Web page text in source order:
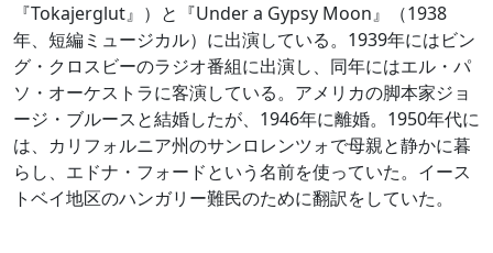
『Tokajerglut』）と『Under a Gypsy Moon』（1938
年、短編ミュージカル）に出演している。1939年にはビン
グ・クロスビーのラジオ番組に出演し、同年にはエル・パ
ソ・オーケストラに客演している。アメリカの脚本家ジョ
ージ・ブルースと結婚したが、1946年に離婚。1950年代に
は、カリフォルニア州のサンロレンツォで母親と静かに暮
らし、エドナ・フォードという名前を使っていた。イース
トベイ地区のハンガリー難民のために翻訳をしていた。